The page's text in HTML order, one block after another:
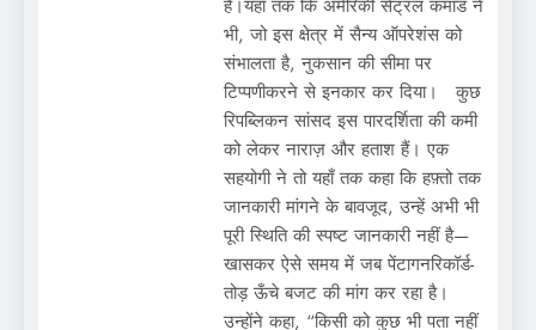
है।यहाँ तक कि अमेरिकी सेंट्रल कमांड ने
भी, जो इस क्षेत्र में सैन्य ऑपरेशंस को
संभालता है, नुकसान की सीमा पर
टिप्पणीकरने से इनकार कर दिया। कुछ
रिपब्लिकन सांसद इस पारदर्शिता की कमी
को लेकर नाराज़ और हताश हैं। एक
सहयोगी ने तो यहाँ तक कहा कि हफ़्तो तक
जानकारी मांगने के बावजूद, उन्हें अभी भी
पूरी स्थिति की स्पष्ट जानकारी नहीं है—
खासकर ऐसे समय में जब पेंटागनरिकॉर्ड-
तोड़ ऊँचे बजट की मांग कर रहा है।
उन्होंने कहा, “किसी को कुछ भी पता नहीं